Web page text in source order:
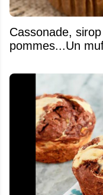
​Cassonade,
pommes...Un